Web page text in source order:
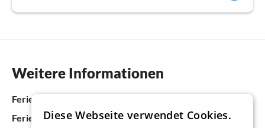
Weitere Informationen
Ferienhäuser & Ferienwohnungen in Italien
Ferienhäuser & Ferienwohnungen in Venetien
Diese Webseite verwendet Cookies.